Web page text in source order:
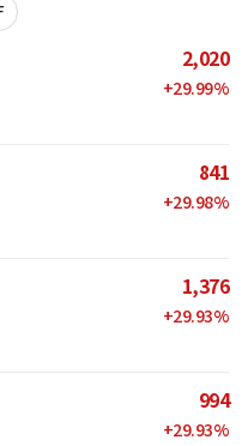
2,020
+29.99%
841
+29.98%
1,376
+29.93%
994
+29.93%